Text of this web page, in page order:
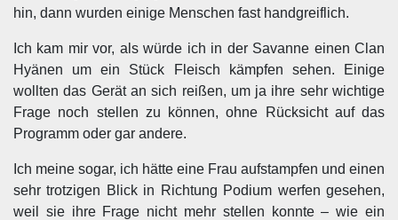
hin, dann wurden einige Menschen fast handgreiflich.
Ich kam mir vor, als würde ich in der Savanne einen Clan
Hyänen um ein Stück Fleisch kämpfen sehen. Einige
wollten das Gerät an sich reißen, um ja ihre sehr wichtige
Frage noch stellen zu können, ohne Rücksicht auf das
Programm oder gar andere.
Ich meine sogar, ich hätte eine Frau aufstampfen und einen
sehr trotzigen Blick in Richtung Podium werfen gesehen,
weil sie ihre Frage nicht mehr stellen konnte – wie ein